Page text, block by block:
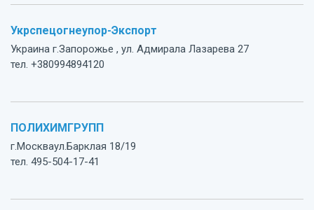
Укрспецогнеупор-Экспорт
Украина г.Запорожье , ул. Адмирала Лазарева 27
тел. +380994894120
ПОЛИХИМГРУПП
г.Москваул.Барклая 18/19
тел. 495-504-17-41